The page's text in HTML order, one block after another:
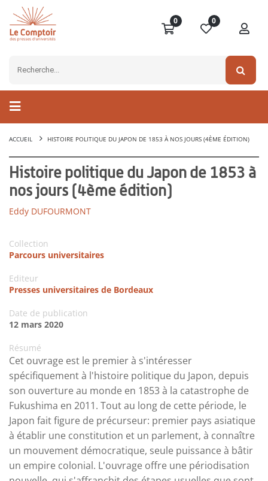
0 0
ACCUEIL HISTOIRE POLITIQUE DU JAPON DE 1853 À NOS JOURS (4ÈME ÉDITION)
Histoire politique du Japon de 1853 à
nos jours (4ème édition)
Eddy DUFOURMONT
Collection
Parcours universitaires
Editeur
Presses universitaires de Bordeaux
Date de publication
12 mars 2020
Résumé
Cet ouvrage est le premier à s'intéresser
spécifiquement à l'histoire politique du Japon, depuis
son ouverture au monde en 1853 à la catastrophe de
Fukushima en 2011. Tout au long de cette période, le
Japon fait figure de précurseur: premier pays asiatique
à établir une constitution et un parlement, à connaître
un mouvement démocratique, seule puissance à bâtir
un empire colonial. L'ouvrage offre une périodisation